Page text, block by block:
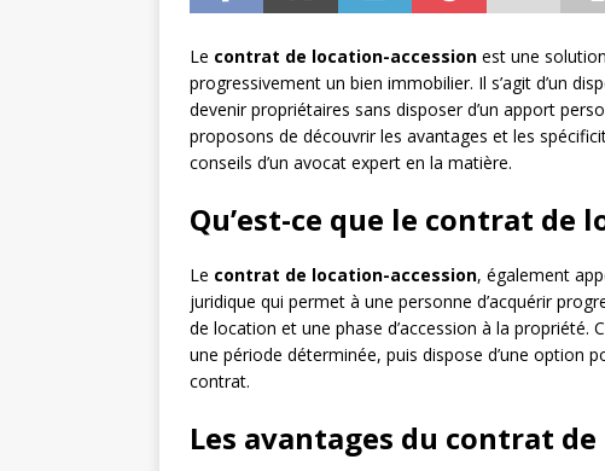
Le contrat de location-accession est une
progressivement un bien immobilier. Il s’agit d’un
devenir propriétaires sans disposer d’un apport
proposons de découvrir les avantages et les
conseils d’un avocat expert en la matière.
Qu’est-ce que le contrat de
Le contrat de location-accession, également
juridique qui permet à une personne d’acquérir
de location et une phase d’accession à la
une période déterminée, puis dispose d’une option
contrat.
Les avantages du contrat